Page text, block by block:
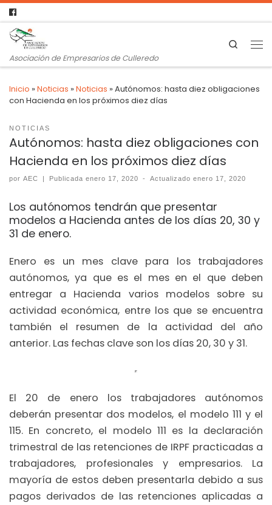
Asociación de Empresarios de Culleredo
Search
Inicio »Noticias »Noticias »Autónomos: hasta diez obligaciones
con Hacienda en los próximos diez días
NOTICIAS
Autónomos: hasta diez obligaciones con
Hacienda en los próximos diez días
por AEC | Publicadaenero 17, 2020 - Actualizadoenero 17, 2020
Los autónomos tendrán que presentar
modelos a Hacienda antes de los días 20, 30 y
31 de enero.
Enero es un mes clave para los trabajadores
autónomos, ya que es el mes en el que deben
entregar a Hacienda varios modelos sobre su
actividad económica, entre los que se encuentra
también el resumen de la actividad del año
anterior. Las fechas clave son los días 20, 30 y 31.
El 20 de enero los trabajadores autónomos
deberán presentar dos modelos, el modelo 111 y el
115. En concreto, el modelo 111 es la declaración
trimestral de las retenciones de IRPF practicadas a
trabajadores, profesionales y empresarios. La
mayoría de estos deben presentarla debido a sus
pagos derivados de las retenciones aplicadas a